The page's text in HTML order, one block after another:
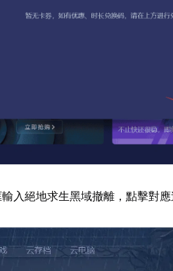
入絕地求生黑域撤離，點擊對